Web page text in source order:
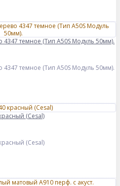
4347 темное (Тип A50S Модуль 50мм).
4347 темное (Тип A50S Модуль 50мм).
(Cesal)
(Cesal)